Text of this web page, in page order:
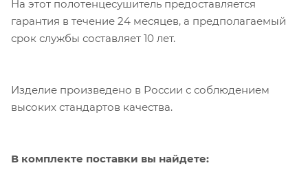
На этот полотенцесушитель предоставляется
гарантия в течение 24 месяцев, а предполагаемый
срок службы составляет 10 лет.
Изделие произведено в России с соблюдением
высоких стандартов качества.
В комплекте поставки вы найдете: